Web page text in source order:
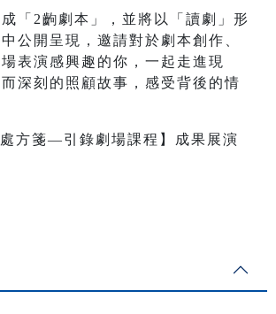
「2齣劇本」，並將以「讀劇」形
公開呈現，邀請對於劇本創作、
表演感興趣的你，一起走進現
深刻的照顧故事，感受背後的情